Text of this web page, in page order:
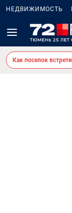
НЕДВИЖИМОСТЬ
Как поселок